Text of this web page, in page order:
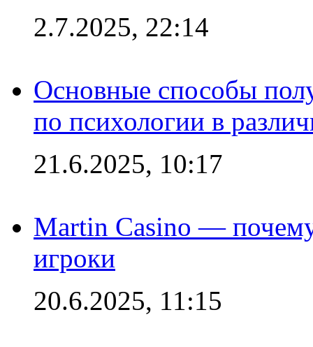
2.7.2025, 22:14
Основные способы
по психологии в
21.6.2025, 10:17
Martin Casino —
игроки
20.6.2025, 11:15